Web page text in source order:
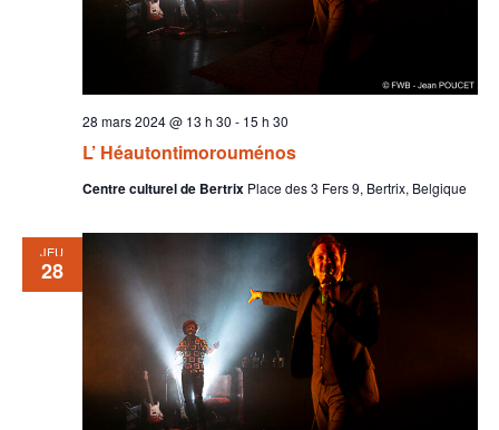
L’ Héautontimorouménos
28 mars 2024 @ 13 h 30 - 15 h 30
Centre culturel de Bertrix Place des 3 Fers 9, Bertrix, Belgique
JEU
28